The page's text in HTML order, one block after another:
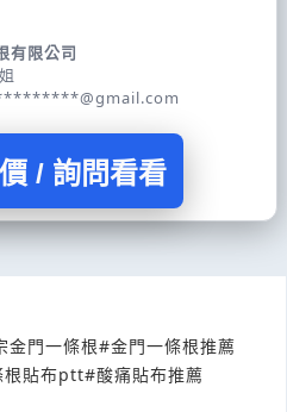
有限公司
/ 詢問看看
金門一條根#金門一條根推薦
根貼布ptt#酸痛貼布推薦